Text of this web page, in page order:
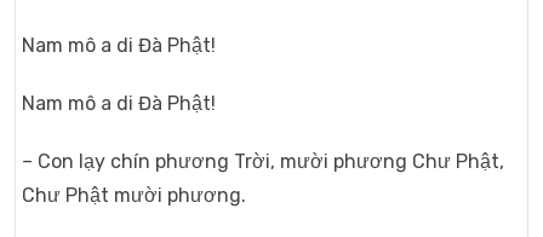
Nam mô a di Đà Phật!
Nam mô a di Đà Phật!
– Con lạy chín phương Trời, mười phương Chư Phật,
Chư Phật mười phương.